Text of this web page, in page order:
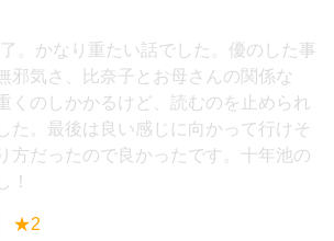
。かなり重たい話でした。優のした事
邪気さ、比奈子とお母さんの関係な
くのしかかるけど、読むのを止められ
た。最後は良い感じに向かって行けそ
方だったので良かったです。十年池の
！
★2